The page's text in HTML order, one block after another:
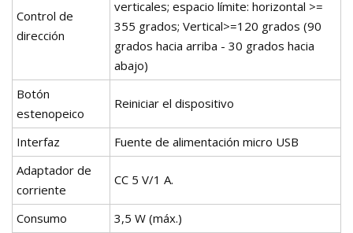
Control de
dirección
verticales; espacio límite: horizontal >=
355 grados; Vertical>=120 grados (90
grados hacia arriba - 30 grados hacia
abajo)
Botón
estenopeico
Reiniciar el dispositivo
Interfaz
Fuente de alimentación micro USB
Adaptador de
corriente
CC 5 V/1 A.
Consumo
3,5 W (máx.)